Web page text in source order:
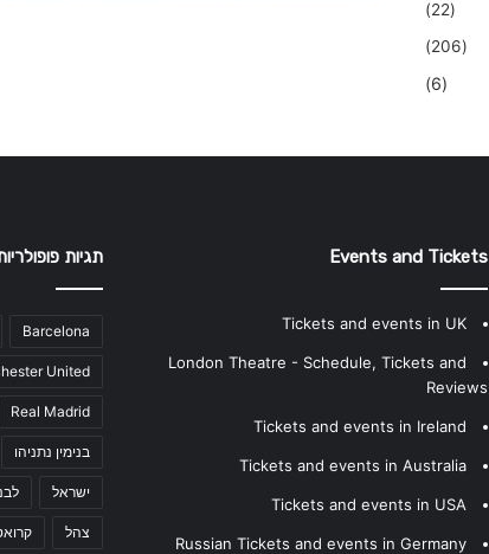
(22)
(206)
(6)
Events and Tickets
Tickets and events in UK
London Theatre - Schedule, Tickets and
Reviews
Tickets and events in Ireland
Tickets and events in Australia
Tickets and events in USA
Russian Tickets and events in Germany
תגיות
Barcelona
United
Real Madrid
בנימין נתניהו
ישראל
צהל